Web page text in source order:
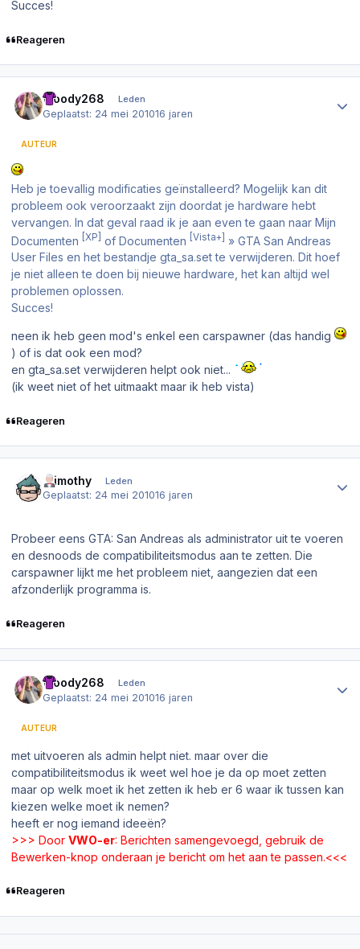
Succes!
Reageren
Woody268 Leden
Geplaatst: 24 mei 201016 jaren
AUTEUR
Heb je toevallig modificaties geïnstalleerd? Mogelijk kan dit
probleem ook veroorzaakt zijn doordat je hardware hebt
vervangen. In dat geval raad ik je aan even te gaan naar Mijn
Documenten
[XP] of Documenten [Vista+] » GTA San Andreas
User Files en het bestandje gta_sa.sette verwijderen. Dit hoef
je niet alleen te doen bij nieuwe hardware, het kan altijd wel
problemen oplossen.
Succes!
neen ik heb geen mod's enkel een carspawner (das handig
) of is dat ook een mod?
en gta_sa.set verwijderen helpt ook niet...
(ik weet niet of het uitmaakt maar ik heb vista)
Reageren
.Timothy Leden
Geplaatst: 24 mei 201016 jaren
Probeer eens GTA: San Andreas als administrator uit te voeren
en desnoods de compatibiliteitsmodus aan te zetten. Die
carspawner lijkt me het probleem niet, aangezien dat een
afzonderlijk programma is.
Reageren
Woody268 Leden
Geplaatst: 24 mei 201016 jaren
AUTEUR
met uitvoeren als admin helpt niet. maar over die
compatibiliteitsmodus ik weet wel hoe je da op moet zetten
maar op welk moet ik het zetten ik heb er 6 waar ik tussen kan
kiezen welke moet ik nemen?
heeft er nog iemand ideeën?
>>> Door VWO-er: Berichten samengevoegd, gebruik de
Bewerken-knop onderaan je bericht om het aan te passen.<<<
Reageren